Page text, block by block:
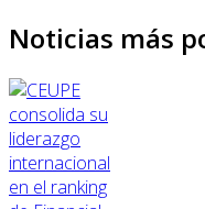
Noticias más